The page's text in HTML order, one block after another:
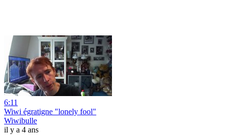
6:11
Wiwi égratigne "lonely fool"
Wiwibulle
il y a 4 ans